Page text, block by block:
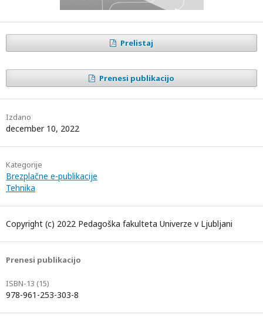
Prelistaj
Prenesi publikacijo
Izdano
december 10, 2022
Kategorije
Brezplačne e-publikacije
Tehnika
Copyright (c) 2022 Pedagoška fakulteta Univerze v Ljubljani
Prenesi publikacijo
ISBN-13 (15)
978-961-253-303-8